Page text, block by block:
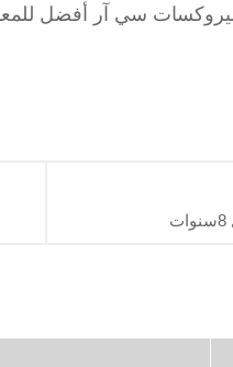
سيروكسات سي آر أفضل